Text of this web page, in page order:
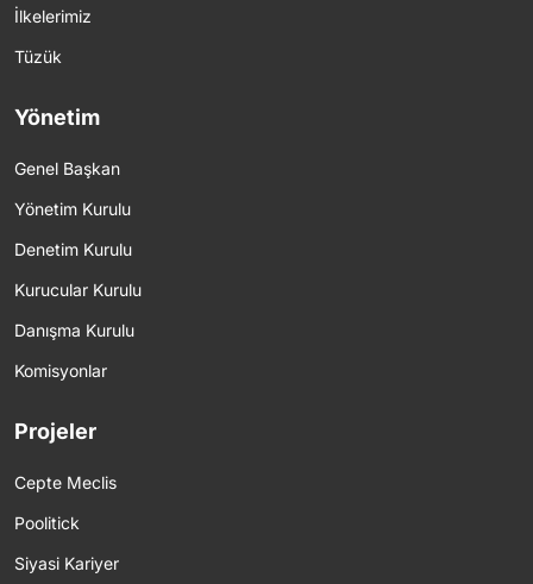
İlkelerimiz
Tüzük
Yönetim
Genel Başkan
Yönetim Kurulu
Denetim Kurulu
Kurucular Kurulu
Danışma Kurulu
Komisyonlar
Projeler
Cepte Meclis
Poolitick
Siyasi Kariyer